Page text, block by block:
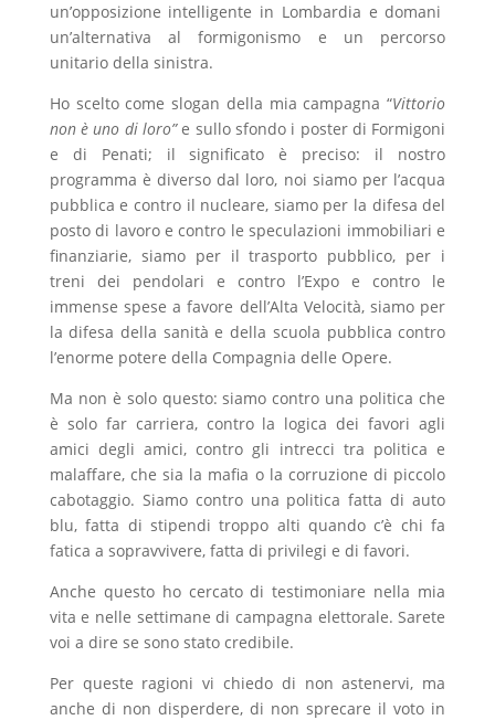
un’opposizione intelligente in Lombardia e domani
un’alternativa al formigonismo e un percorso
unitario della sinistra.
Ho scelto come slogan della mia campagna “Vittorio
non è uno di loro”e sullo sfondo i poster di Formigoni
e di Penati; il significato è preciso: il nostro
programma è diverso dal loro, noi siamo per l’acqua
pubblica e contro il nucleare, siamo per la difesa del
posto di lavoro e contro le speculazioni immobiliari e
finanziarie, siamo per il trasporto pubblico, per i
treni dei pendolari e contro l’Expo e contro le
immense spese a favore dell’Alta Velocità, siamo per
la difesa della sanità e della scuola pubblica contro
l’enorme potere della Compagnia delle Opere.
Ma non è solo questo: siamo contro una politica che
è solo far carriera, contro la logica dei favori agli
amici degli amici, contro gli intrecci tra politica e
malaffare, che sia la mafia o la corruzione di piccolo
cabotaggio. Siamo contro una politica fatta di auto
blu, fatta di stipendi troppo alti quando c’è chi fa
fatica a sopravvivere, fatta di privilegi e di favori.
Anche questo ho cercato di testimoniare nella mia
vita e nelle settimane di campagna elettorale. Sarete
voi a dire se sono stato credibile.
Per queste ragioni vi chiedo di non astenervi, ma
anche di non disperdere, di non sprecare il voto in